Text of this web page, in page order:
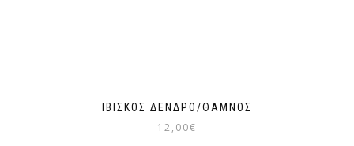
ΙΒΊΣΚΟΣ ΔΈΝΔΡΟ/ΘΆΜΝΟΣ
12,00€